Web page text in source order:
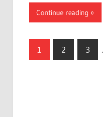
Continue reading
Posts
1 2 3